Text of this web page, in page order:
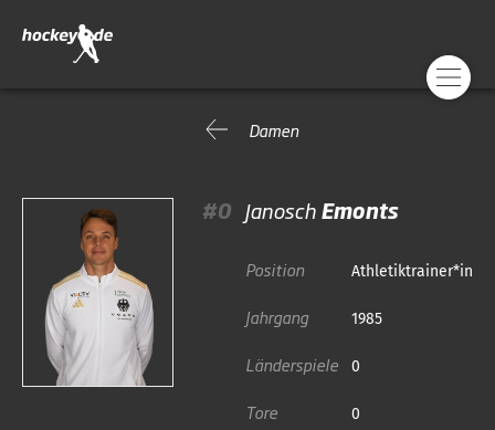
Damen
#0 JanoschEmonts
Position Athletiktrainer*in
Jahrgang 1985
Länderspiele 0
Tore 0